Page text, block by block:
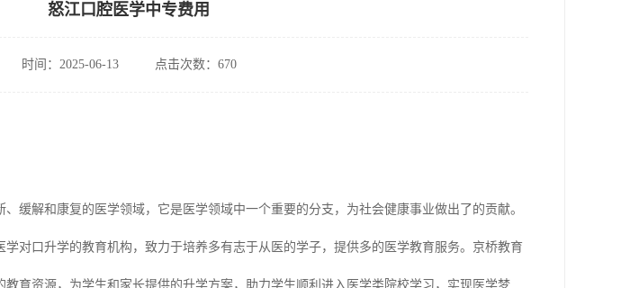
怒江口腔医学中专费用
时间：2025-06-13 点击次数：670
缓解和康复的医学领域，它是医学领域中一个重要的分支，为社会健康事业做出了的贡献。
对口升学的教育机构，致力于培养多有志于从医的学子，提供多的医学教育服务。京桥教育
育资源，为学生和家长提供的升学方案，助力学生顺利进入医学类院校学习，实现医学梦